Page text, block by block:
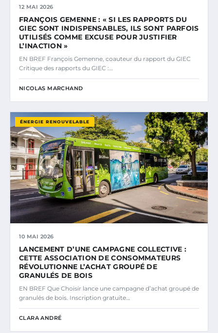
12 MAI 2026
FRANÇOIS GEMENNE : « SI LES RAPPORTS DU
GIEC SONT INDISPENSABLES, ILS SONT PARFOIS
UTILISÉS COMME EXCUSE POUR JUSTIFIER
L’INACTION »
EN BREF François Gemenne, coauteur du rapport du GIEC
Critique des rapports du GIEC :…
NICOLAS MARCHAND
ÉNERGIE RENOUVELABLE
10 MAI 2026
LANCEMENT D’UNE CAMPAGNE COLLECTIVE :
CETTE ASSOCIATION DE CONSOMMATEURS
RÉVOLUTIONNE L’ACHAT GROUPÉ DE
GRANULÉS DE BOIS
EN BREF Que Choisir lance une campagne d’achat groupé de
granulés de bois. Inscription gratuite…
CLARA ANDRÉ